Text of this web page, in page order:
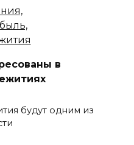
в
будут одним из